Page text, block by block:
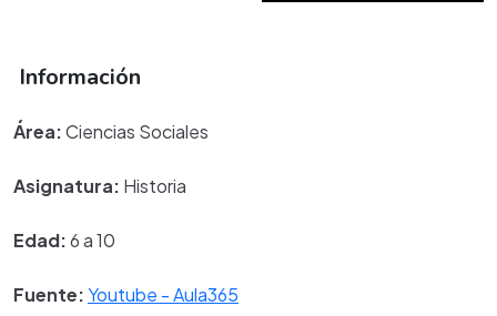
Información
Área:Ciencias Sociales
Asignatura: Historia
Edad:6 a 10
Fuente:Youtube - Aula365